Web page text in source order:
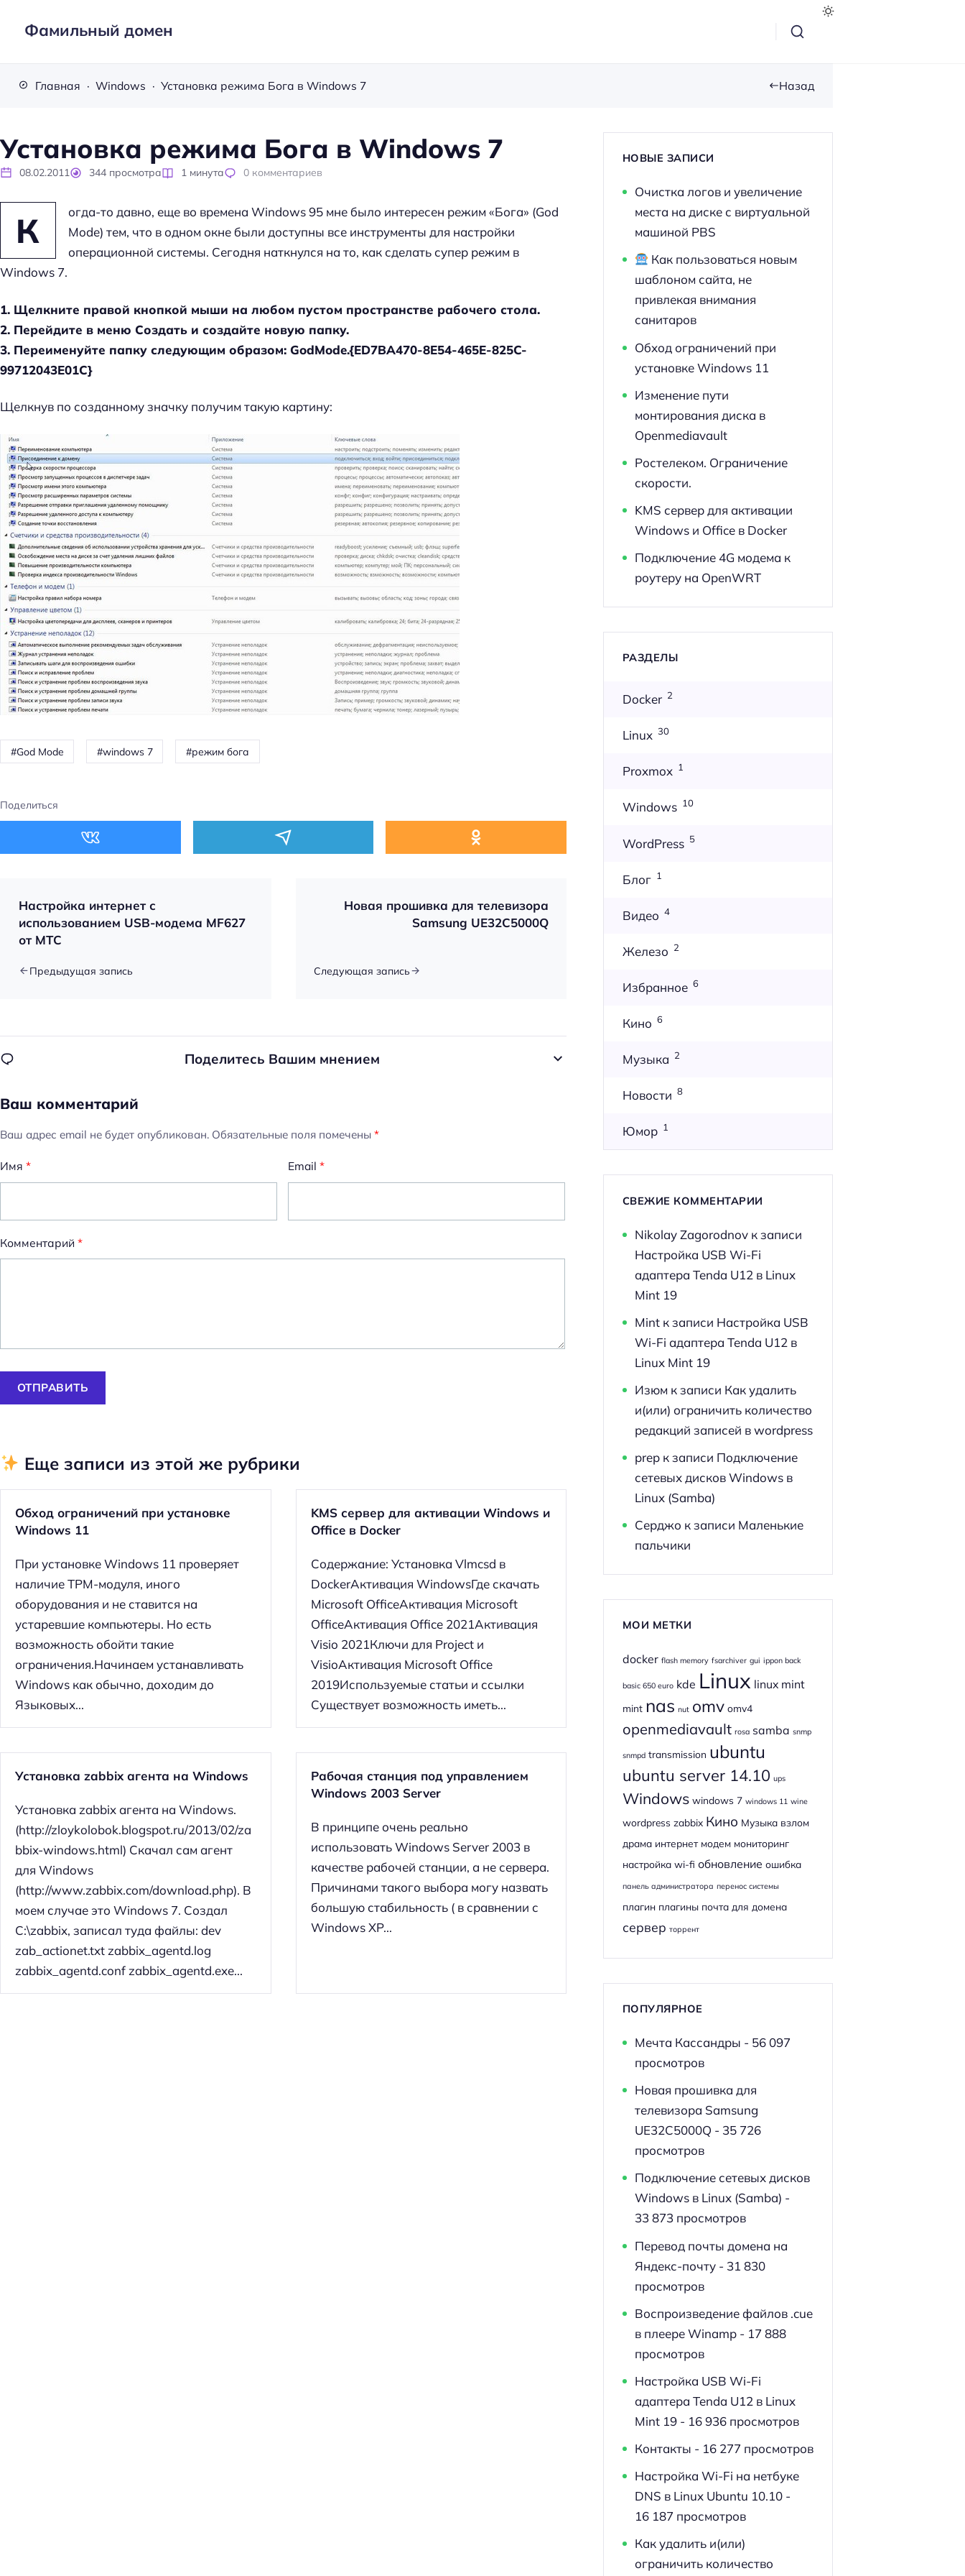
Фамильный домен
Главная Windows Установка режима Бога в Windows 7 Назад
Установка режима Бога в Windows 7
08.02.2011 344 просмотра 1 минута 0 комментариев
К
огда-то давно, еще во времена Windows 95 мне было интересен режим «Бога» (God
Mode) тем, что в одном окне были доступны все инструменты для настройки
операционной системы. Сегодня наткнулся на то, как сделать супер режим в
Windows 7.
1. Щелкните правой кнопкой мыши на любом пустом пространстве рабочего стола.
2. Перейдите в меню Создать и создайте новую папку.
3. Переименуйте папку следующим образом: GodMode.{ED7BA470-8E54-465E-825C-
99712043E01C}
Щелкнув по созданному значку получим такую картину:
God Mode windows 7 режим бога
Поделиться
Настройка интернет с
использованием USB-модема MF627
от МТС
Предыдущая запись
Новая прошивка для телевизора
Samsung UE32C5000Q
Следующая запись
Поделитесь Вашим мнением
Ваш комментарий
Ваш адрес email не будет опубликован. Обязательные поля помечены *
Имя * Email *
Комментарий *
ОТПРАВИТЬ
Еще записи из этой же рубрики
Обход ограничений при установке
Windows 11
При установке Windows 11 проверяет
наличие TPM-модуля, иного
оборудования и не ставится на
устаревшие компьютеры. Но есть
возможность обойти такие
ограничения.Начинаем устанавливать
Windows как обычно, доходим до
Языковых...
KMS сервер для активации Windows и
Office в Docker
Содержание: Установка Vlmcsd в
DockerАктивация WindowsГде скачать
Microsoft OfficeАктивация Microsoft
OfficeАктивация Office 2021Активация
Visio 2021Ключи для Project и
VisioАктивация Microsoft Office
2019Используемые статьи и ссылки
Существует возможность иметь...
Установка zabbix агента на Windows
Установка zabbix агента на Windows.
(http://zloykolobok.blogspot.ru/2013/02/za
bbix-windows.html) Скачал сам агент
для Windows
(http://www.zabbix.com/download.php). В
моем случае это Windows 7. Создал
C:\zabbix, записал туда файлы: dev
zab_actionet.txt zabbix_agentd.log
zabbix_agentd.conf zabbix_agentd.exe...
Рабочая станция под управлением
Windows 2003 Server
В принципе очень реально
использовать Windows Server 2003 в
качестве рабочей станции, а не сервера.
Причинами такого выбора могу назвать
большую стабильность ( в сравнении с
Windows XP...
НОВЫЕ ЗАПИСИ
Очистка логов и увеличение
места на диске с виртуальной
машиной PBS
Как пользоваться новым
шаблоном сайта, не
привлекая внимания
санитаров
Обход ограничений при
установке Windows 11
Изменение пути
монтирования диска в
Openmediavault
Ростелеком. Ограничение
скорости.
KMS сервер для активации
Windows и Office в Docker
Подключение 4G модема к
роутеру на OpenWRT
РАЗДЕЛЫ
Docker 2
Linux 30
Proxmox 1
Windows 10
WordPress 5
Блог 1
Видео 4
Железо 2
Избранное 6
Кино 6
Музыка 2
Новости 8
Юмор 1
СВЕЖИЕ КОММЕНТАРИИ
Nikolay Zagorodnovк записи
Настройка USB Wi-Fi
адаптера Tenda U12 в Linux
Mint 19
Mintк записи Настройка USB
Wi-Fi адаптера Tenda U12 в
Linux Mint 19
Изюм к записи Как удалить
и(или) ограничить количество
редакций записей в wordpress
prepк записи Подключение
сетевых дисков Windows в
Linux (Samba)
Серджо к записи Маленькие
пальчики
МОИ МЕТКИ
docker flash memory fsarchiver gui ippon back
basic 650 euro kde Linux linux mint
mint nas nut omv omv4
openmediavault rosa samba snmp
snmpd transmission ubuntu
ubuntu server 14.10 ups
Windows windows 7 windows 11 wine
wordpress zabbix Кино Музыка взлом
драма интернет модем мониторинг
настройка wi-fi обновление ошибка
панель администратора перенос системы
плагин плагины почта для домена
сервер торрент
ПОПУЛЯРНОЕ
Мечта Кассандры - 56 097
просмотров
Новая прошивка для
телевизора Samsung
UE32C5000Q - 35 726
просмотров
Подключение сетевых дисков
Windows в Linux (Samba) -
33 873 просмотров
Перевод почты домена на
Яндекс-почту- 31 830
просмотров
Воспроизведение файлов .cue
в плеере Winamp- 17 888
просмотров
Настройка USB Wi-Fi
адаптера Tenda U12 в Linux
Mint 19- 16 936 просмотров
Контакты - 16 277 просмотров
Настройка Wi-Fi на нетбуке
DNS в Linux Ubuntu 10.10-
16 187 просмотров
Как удалить и(или)
ограничить количество